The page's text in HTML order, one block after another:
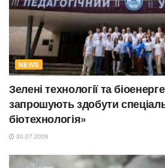
NEWS
Зелені технології та
запрошують здобути
біотехнологія»
30.07.2026